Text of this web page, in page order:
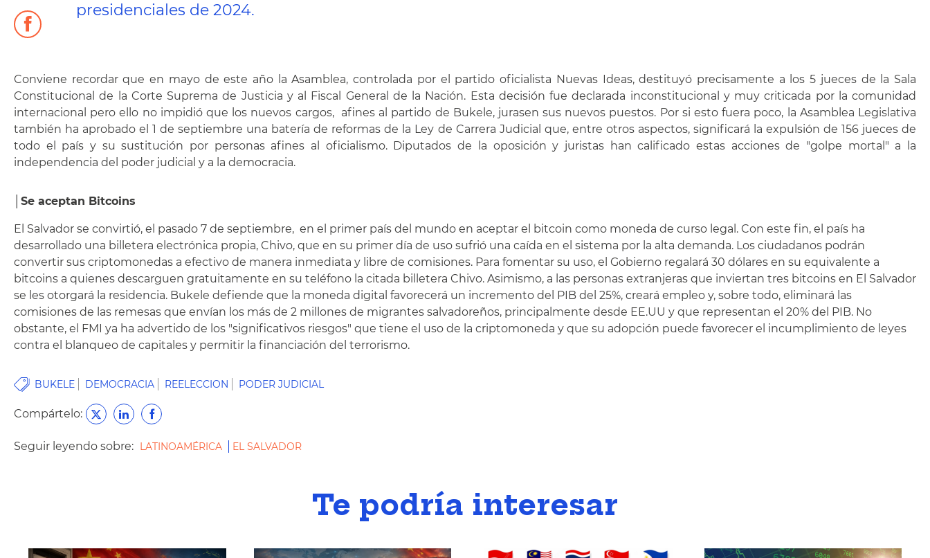
presidenciales de 2024.
Conviene recordar que en mayo de este año la Asamblea, controlada por el partido oficialista Nuevas Ideas, destituyó precisamente a los 5 jueces de la Sala
Constitucional de la Corte Suprema de Justicia y al Fiscal General de la Nación. Esta decisión fue declarada inconstitucional y muy criticada por la comunidad
internacional pero ello no impidió que los nuevos cargos, afines al partido de Bukele, jurasen sus nuevos puestos. Por si esto fuera poco, la Asamblea Legislativa
también ha aprobado el 1 de septiembre una batería de reformas de la Ley de Carrera Judicial que, entre otros aspectos, significará la expulsión de 156 jueces de
todo el país y su sustitución por personas afines al oficialismo. Diputados de la oposición y juristas han calificado estas acciones de "golpe mortal" a la
independencia del poder judicial y a la democracia.
Se aceptan Bitcoins
El Salvador se convirtió, el pasado 7 de septiembre, en el primer país del mundo en aceptar el bitcoin como moneda de curso legal. Con este fin, el país ha
desarrollado una billetera electrónica propia, Chivo, que en su primer día de uso sufrió una caída en el sistema por la alta demanda. Los ciudadanos podrán
convertir sus criptomonedas a efectivo de manera inmediata y libre de comisiones. Para fomentar su uso, el Gobierno regalará 30 dólares en su equivalente a
bitcoins a quienes descarguen gratuitamente en su teléfono la citada billetera Chivo. Asimismo, a las personas extranjeras que inviertan tres bitcoins en El Salvador
se les otorgará la residencia. Bukele defiende que la moneda digital favorecerá un incremento del PIB del 25%, creará empleo y, sobre todo, eliminará las
comisiones de las remesas que envían los más de 2 millones de migrantes salvadoreños, principalmente desde EE.UU y que representan el 20% del PIB. No
obstante, el FMI ya ha advertido de los "significativos riesgos" que tiene el uso de la criptomoneda y que su adopción puede favorecer el incumplimiento de leyes
contra el blanqueo de capitales y permitir la financiación del terrorismo.
BUKELE DEMOCRACIA REELECCION PODER JUDICIAL
Compártelo:
Seguir leyendo sobre: LATINOAMÉRICA EL SALVADOR
Te podría interesar